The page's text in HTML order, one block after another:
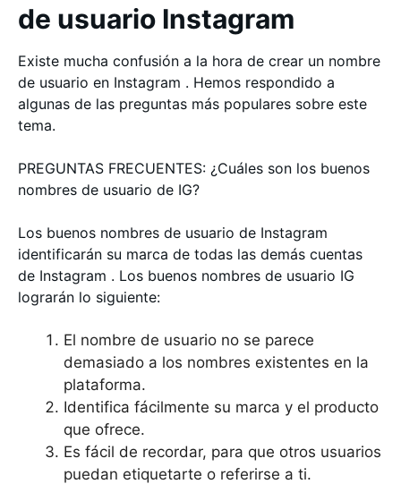
de usuario Instagram
Existe mucha confusión a la hora de crear un nombre
de usuario en Instagram . Hemos respondido a
algunas de las preguntas más populares sobre este
tema.
PREGUNTAS FRECUENTES: ¿Cuáles son los buenos
nombres de usuario de IG?
Los buenos nombres de usuario de Instagram
identificarán su marca de todas las demás cuentas
de Instagram . Los buenos nombres de usuario IG
lograrán lo siguiente:
El nombre de usuario no se parece
demasiado a los nombres existentes en la
plataforma.
Identifica fácilmente su marca y el producto
que ofrece.
Es fácil de recordar, para que otros usuarios
puedan etiquetarte o referirse a ti.